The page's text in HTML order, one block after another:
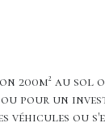
200m² au
pour un
ou